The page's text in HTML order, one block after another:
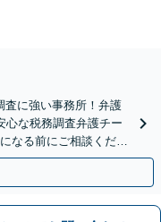
査に強い事務所！弁護
心な税務調査弁護チー
なる前にご相談くださ